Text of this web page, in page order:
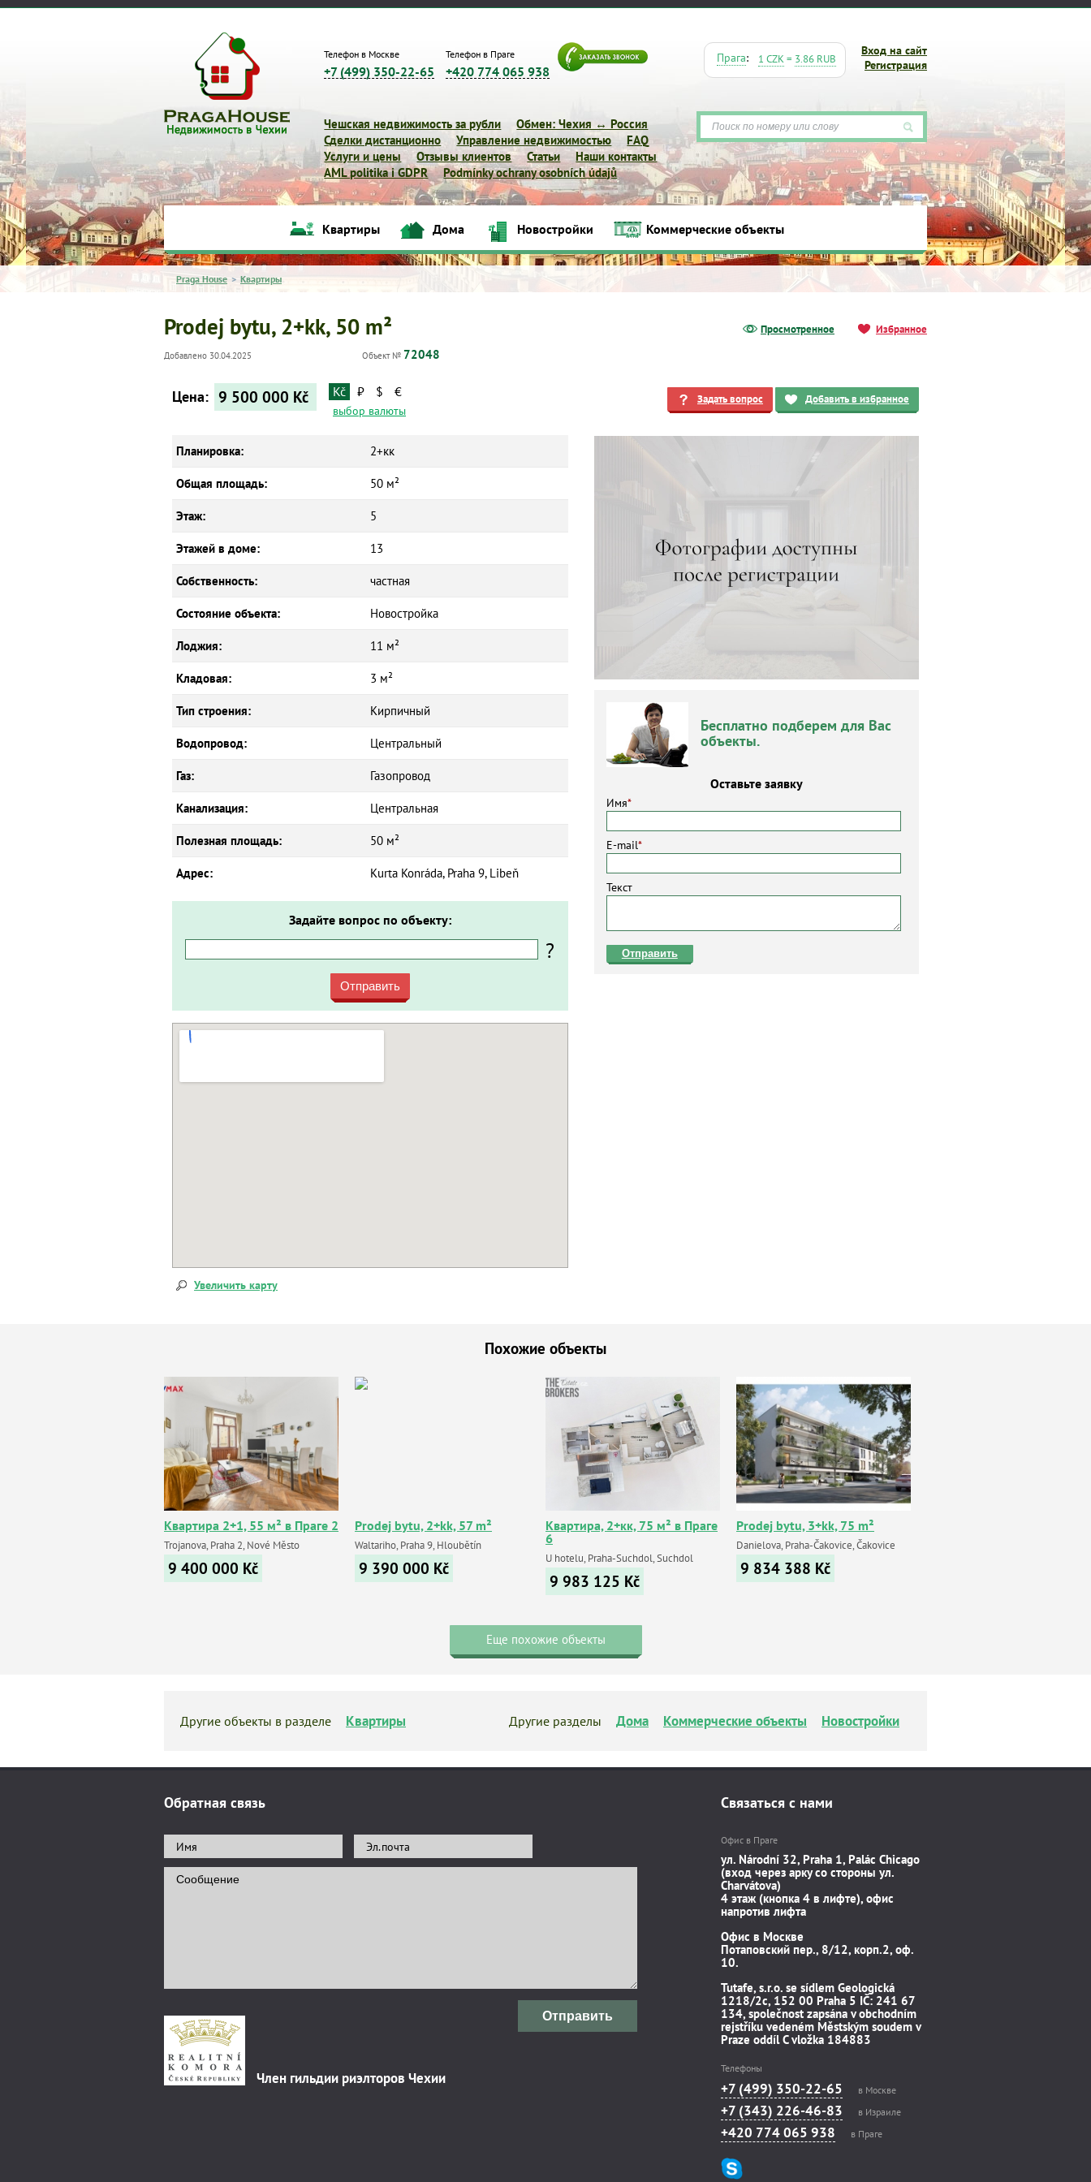
Телефон в Москве
+7 (499) 350-22-65
Телефон в Праге
+420 774 065 938
Вход на сайт
Регистрация
Прага: 1 CZK= 3.86 RUB
Чешская недвижимость за рубли
Обмен: Чехия ↔ Россия
Сделки дистанционно
Управление недвижимостью
FAQ
Услуги и цены
Отзывы клиентов Статьи
Наши контакты
AML politika i GDPR
Podmínky ochrany osobních údajů
Квартиры Дома Новостройки Коммерческие объекты
Квартиры Дома Новостройки Коммерческие объекты
Praga House > Квартиры
Просмотренное Избранное
Prodej bytu, 2+kk, 50 m²
Добавлено 30.04.2025 Объект № 72048
Задать вопрос Добавить в избранное
Бесплатно подберем для Вас
объекты.
Оставьте заявку
Имя*
E-mail*
Текст
Отправить
Цена: 9 500 000 Kč Kč ₽ $ €
выбор валюты
Планировка: 2+кк
Общая площадь: 50 м²
Этаж: 5
Этажей в доме: 13
Собственность: частная
Состояние объекта: Новостройка
Лоджия: 11 м²
Кладовая: 3 м²
Тип строения: Кирпичный
Водопровод: Центральный
Газ: Газопровод
Канализация: Центральная
Полезная площадь: 50 м²
Адрес: Kurta Konráda, Praha 9, Libeň
Задайте вопрос по объекту:
?
Отправить
Увеличить карту
Похожие объекты
Квартира 2+1, 55 м² в Праге 2
Trojanova, Praha 2, Nové Město
9 400 000 Kč
Prodej bytu, 2+kk, 57 m²
Waltariho, Praha 9, Hloubětín
9 390 000 Kč
Квартира, 2+кк, 75 м² в Праге
6
U hotelu, Praha-Suchdol, Suchdol
9 983 125 Kč
Prodej bytu, 3+kk, 75 m²
Danielova, Praha-Čakovice, Čakovice
9 834 388 Kč
Еще похожие объекты
Другие объекты в разделе Квартиры Другие разделы Дома Коммерческие объекты Новостройки
Обратная связь
Отправить
Член гильдии риэлторов Чехии
Связаться с нами
Офис в Праге
ул. Národní 32, Praha 1, Palác Chicago
(вход через арку со стороны ул.
Charvátova)
4 этаж (кнопка 4 в лифте), офис
напротив лифта
Офис в Москве
Потаповский пер., 8/12, корп.2, оф.
10.
Tutafe, s.r.o. se sídlem Geologická
1218/2c, 152 00 Praha 5 IČ: 241 67
134, společnost zapsána v obchodním
rejstříku vedeném Městským soudem v
Praze oddíl C vložka 184883
Телефоны
+7 (499) 350-22-65 в Москве
+7 (343) 226-46-83 в Израиле
+420 774 065 938 в Праге